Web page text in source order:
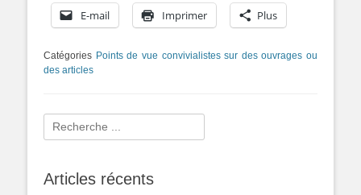
E-mail Imprimer Plus
Catégories Points de vue convivialistes sur des ouvrages ou
des articles
Rechercher :
Articles récents